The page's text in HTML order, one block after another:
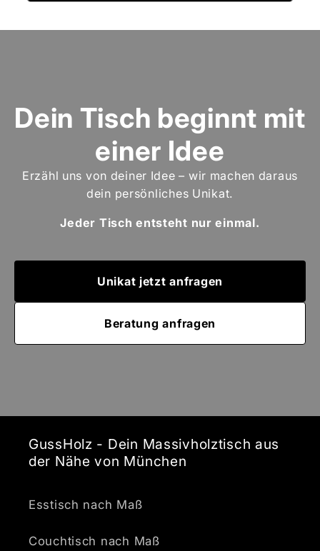
Dein Tisch beginnt mit
einer Idee
Erzähl uns von deiner Idee – wir machen daraus
dein persönliches Unikat.
Jeder Tisch entsteht nur einmal.
Unikat jetzt anfragen
Beratung anfragen
GussHolz - Dein Massivholztisch aus
der Nähe von München
Esstisch nach Maß
Couchtisch nach Maß